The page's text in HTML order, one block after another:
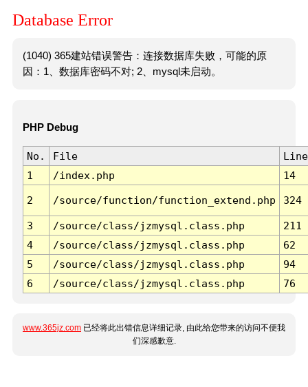
Database Error
(1040) 365建站错误警告：连接数据库失败，可能的原
因：1、数据库密码不对; 2、mysql未启动。
PHP Debug
No. File
Line
1
/index.php 14
2 /source/function/function_extend.php 324
3 /source/class/jzmysql.class.php
211
4
/source/class/jzmysql.class.php
62
5
/source/class/jzmysql.class.php
94
6
/source/class/jzmysql.class.php 76
www.365jz.com 已经将此出错信息详细记录, 由此给您带来的访问不便我
们深感歉意.